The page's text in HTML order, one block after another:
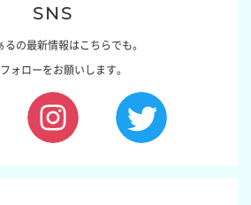
SNS
るの最新情報はこちらでも。
ォローをお願いします。